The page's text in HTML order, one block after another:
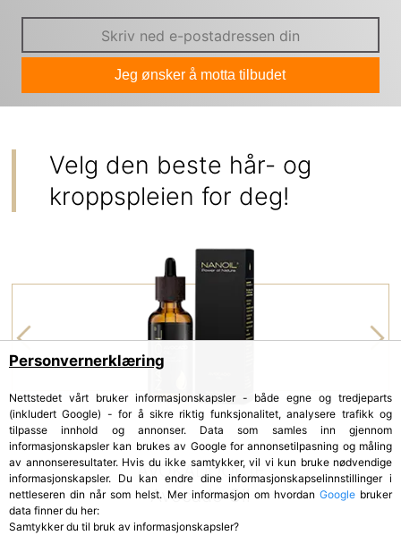
Jeg ønsker å motta tilbudet
Velg den beste hår- og
kroppspleien for deg!
AVOKADOOLJE
Avocado Oil
Personvernerklæring
Nettstedet vårt bruker informasjonskapsler - både egne og tredjeparts
(inkludert Google) - for å sikre riktig funksjonalitet, analysere trafikk og
tilpasse innhold og annonser. Data som samles inn gjennom
informasjonskapsler kan brukes av Google for annonsetilpasning og måling
av annonseresultater. Hvis du ikke samtykker, vil vi kun bruke nødvendige
informasjonskapsler. Du kan endre dine informasjonskapselinnstillinger i
nettleseren din når som helst. Mer informasjon om hvordan Googlebruker
data finner du her:
Samtykker du til bruk av informasjonskapsler?